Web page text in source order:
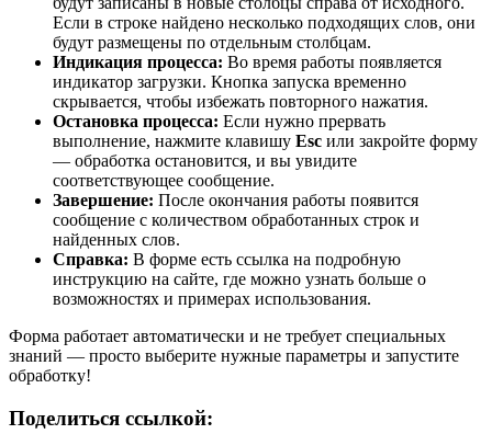
Если в строке найдено несколько подходящих слов, они
будут размещены по отдельным столбцам.
Индикация процесса: Во время работы появляется
индикатор загрузки. Кнопка запуска временно
скрывается, чтобы избежать повторного нажатия.
Остановка процесса: Если нужно прервать
выполнение, нажмите клавишу Esc или закройте форму
— обработка остановится, и вы увидите
соответствующее сообщение.
Завершение: После окончания работы появится
сообщение с количеством обработанных строк и
найденных слов.
Справка: В форме есть ссылка на подробную
инструкцию на сайте, где можно узнать больше о
возможностях и примерах использования.
Форма работает автоматически и не требует специальных
знаний — просто выберите нужные параметры и запустите
обработку!
Поделиться ссылкой: